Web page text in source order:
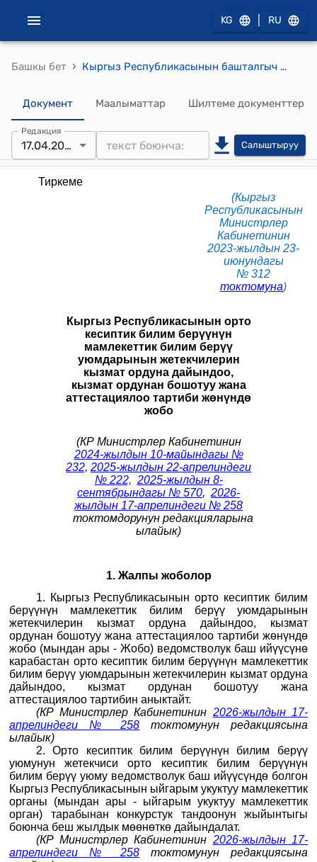
KG RU
Башкы бет › Кыргыз Республикасынын башталгыч жана орто кесиптик билим берүүнүн мамлекеттик билим берүү уюмдарынын жетекчилерин кызмат ордуна дайындоо, кызмат ордунан бошотуу жана аттестациялоо тартиби жөнүндө жобо (КР Министрлер Кабинетинин 2023-жылдын 23-июнундагы №312 токтомуна)
Документ Маалыматтар Шилтеме документтер
Редакция
17.04.2026 Салыштыруу